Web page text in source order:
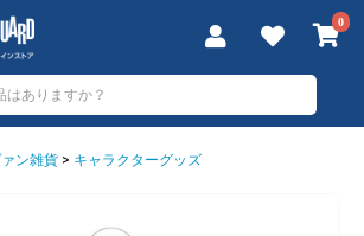
0
ン雑貨 > キャラクターグッズ